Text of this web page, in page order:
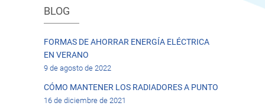
BLOG
FORMAS DE AHORRAR ENERGÍA ELÉCTRICA
EN VERANO
9 de agosto de 2022
CÓMO MANTENER LOS RADIADORES A PUNTO
16 de diciembre de 2021